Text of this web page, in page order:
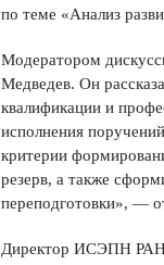
по теме «Анализ
Модератором
Медведев. Он
квалификации и
исполнения
критерии
резерв, а также
переподготовки», —
Директор ИСЭПН РАН